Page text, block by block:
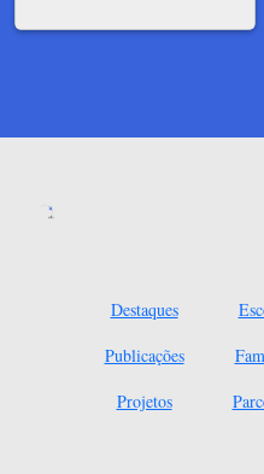
Destaques
Publicações
Projetos